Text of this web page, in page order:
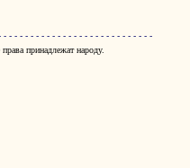
- - - - - - - - - - - - - - - - - - - - - - - - - - -
принадлежат народу.